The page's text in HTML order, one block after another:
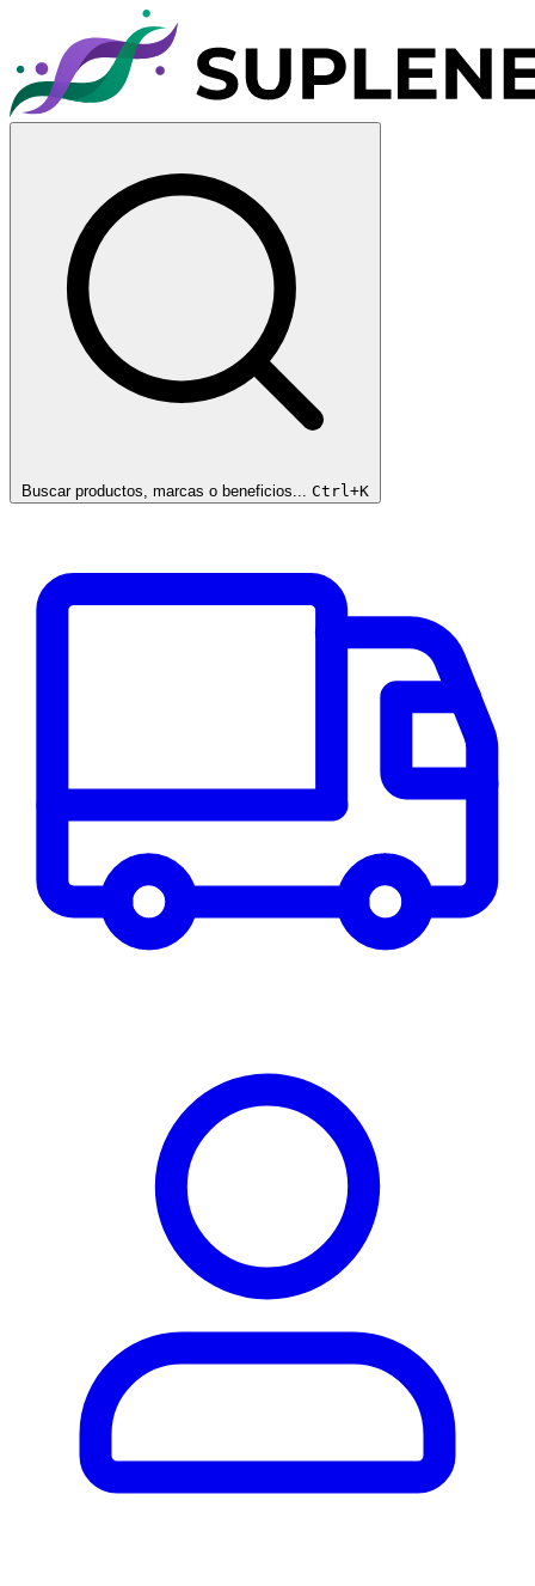
Buscar productos, marcas o beneficios... Ctrl+K